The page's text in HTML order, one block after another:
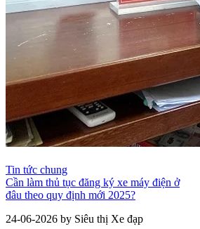
Tin tức chung
Cần làm thủ tục đăng ký xe máy điện ở
đâu theo quy định mới 2025?
24-06-2026 by Siêu thị Xe đạp